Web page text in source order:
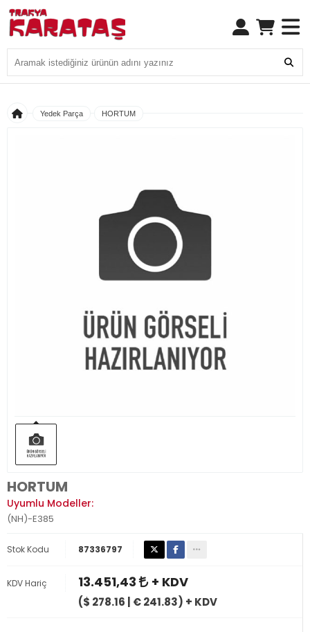
Yedek Parça HORTUM
HORTUM
Uyumlu Modeller:
(NH)-E385
Stok Kodu 87336797
KDV Hariç 13.451,43 + KDV
($ 278.16 | € 241.83) + KDV